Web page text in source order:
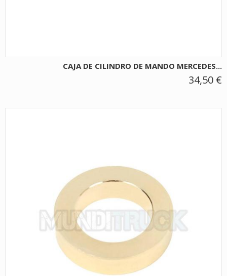
CAJA DE CILINDRO DE MANDO MERCEDES...
34,50 €